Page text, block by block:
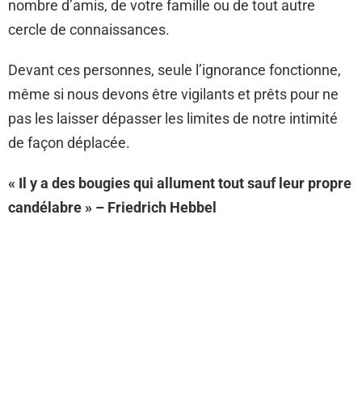
nombre d’amis, de votre famille ou de tout autre
cercle de connaissances.
Devant ces personnes, seule l’ignorance fonctionne,
même si nous devons être vigilants et prêts pour ne
pas les laisser dépasser les limites de notre intimité
de façon déplacée.
« Il y a des bougies qui allument tout sauf leur propre
candélabre » – Friedrich Hebbel